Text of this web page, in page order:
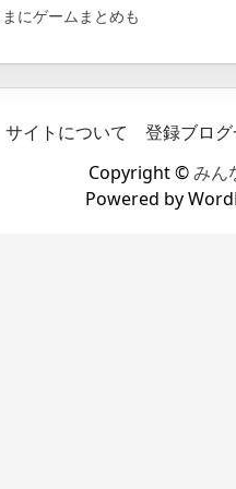
にゲームまとめも
サイトについて 登録ブロ
Copyright ©みん
Powered by